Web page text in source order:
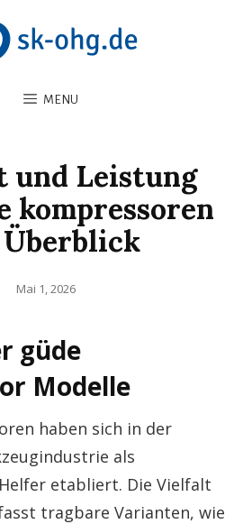
MENU
und Leistung
kompressoren
Posted
Mai 1, 2026
güde
Modelle
haben sich in der
als
etabliert. Die Vielfalt
tragbare Varianten, wie